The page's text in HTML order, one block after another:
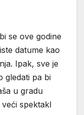
se ove godine
datume kao
Ipak, sve je
gledati pa bi
u gradu
spektakl